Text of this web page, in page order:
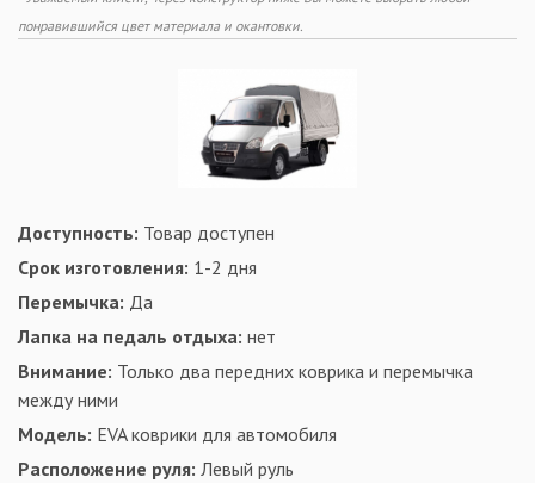
понравившийся цвет материала и окантовки.
Доступность: Товар доступен
Срок изготовления: 1-2 дня
Перемычка: Да
Лапка на педаль отдыха: нет
Внимание: Только два передних коврика и перемычка
между ними
Модель: EVA коврики для автомобиля
Расположение руля: Левый руль